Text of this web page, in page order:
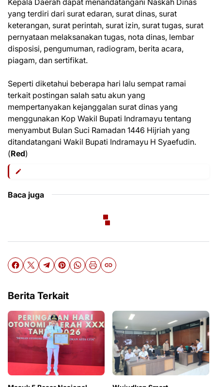
Kepala Daerah dapat menandatangani Naskah Dinas
yang terdiri dari surat edaran, surat dinas, surat
keterangan, surat perintah, surat izin, surat tugas, surat
pernyataan melaksanakan tugas, nota dinas, lembar
disposisi, pengumuman, radiogram, berita acara,
piagam, dan sertifikat.
Seperti diketahui beberapa hari lalu sempat ramai
terkait postingan salah satu akun yang
mempertanyakan kejanggalan surat dinas yang
menggunakan Kop Wakil Bupati Indramayu tentang
menyambut Bulan Suci Ramadan 1446 Hijriah yang
ditandatangani Wakil Bupati Indramayu H Syaefudin.
(Red)
Baca juga
Berita Terkait